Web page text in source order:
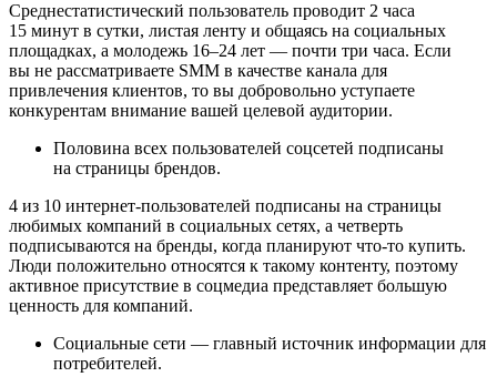
Среднестатистический пользователь проводит 2 часа
15 минут в сутки, листая ленту и общаясь на социальных
площадках, а молодежь 16–24 лет — почти три часа. Если
вы не рассматриваете SMM в качестве канала для
привлечения клиентов, то вы добровольно уступаете
конкурентам внимание вашей целевой аудитории.
Половина всех пользователей соцсетей подписаны
на страницы брендов.
4 из 10 интернет-пользователей подписаны на страницы
любимых компаний в социальных сетях, а четверть
подписываются на бренды, когда планируют что-то купить.
Люди положительно относятся к такому контенту, поэтому
активное присутствие в соцмедиа представляет большую
ценность для компаний.
Социальные сети — главный источник информации для
потребителей.